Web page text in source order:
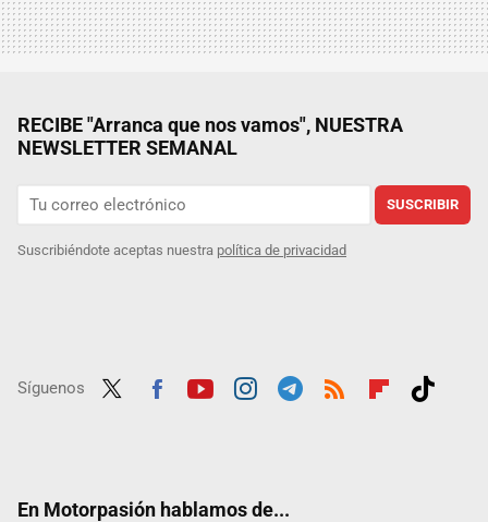
RECIBE "Arranca que nos vamos", NUESTRA
NEWSLETTER SEMANAL
SUSCRIBIR
Suscribiéndote aceptas nuestra política de privacidad
Síguenos
En Motorpasión hablamos de...